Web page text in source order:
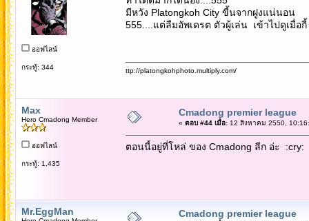
ออฟไลน์
กระทู้: 344
มีหวัง Platongkoh City ขี้นจากฝูงแน่นอน
555....แต่ลืมอัพเดรต ตัวผู้เล่น เข้าไปดูเมื่
ttp://platongkohphoto.multiply.com/
Max
Hero Cmadong Member
ออฟไลน์
กระทู้: 1,435
Cmadong premier league
« ตอบ #44 เมื่อ:12 สิงหาคม 2550,
ตอนนี้อยู่ที่โหล่ ของ Cmadong ลีก อ่ะ :cry:
Mr.EggMan Cmadong premier league